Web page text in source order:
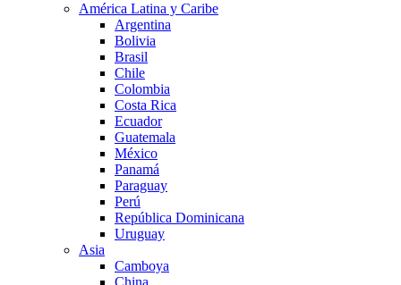
América Latina y Caribe
Argentina
Bolivia
Brasil
Chile
Colombia
Costa Rica
Ecuador
Guatemala
México
Panamá
Paraguay
Perú
República Dominicana
Uruguay
Asia
Camboya
China